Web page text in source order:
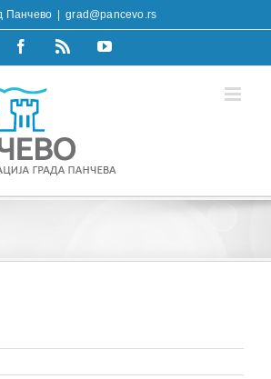
Панчево grad@pancevo.rs
FacebookRss YouTube